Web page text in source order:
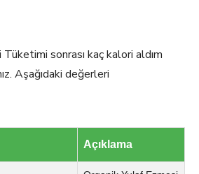
sonrası kaç kalori aldım
Aşağıdaki değerleri
Açıklama